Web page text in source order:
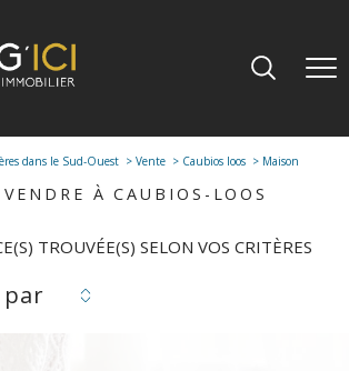
dans le Sud-Ouest Vente Caubios loos Maison
À CAUBIOS-LOOS
TROUVÉE(S) SELON VOS CRITÈRES